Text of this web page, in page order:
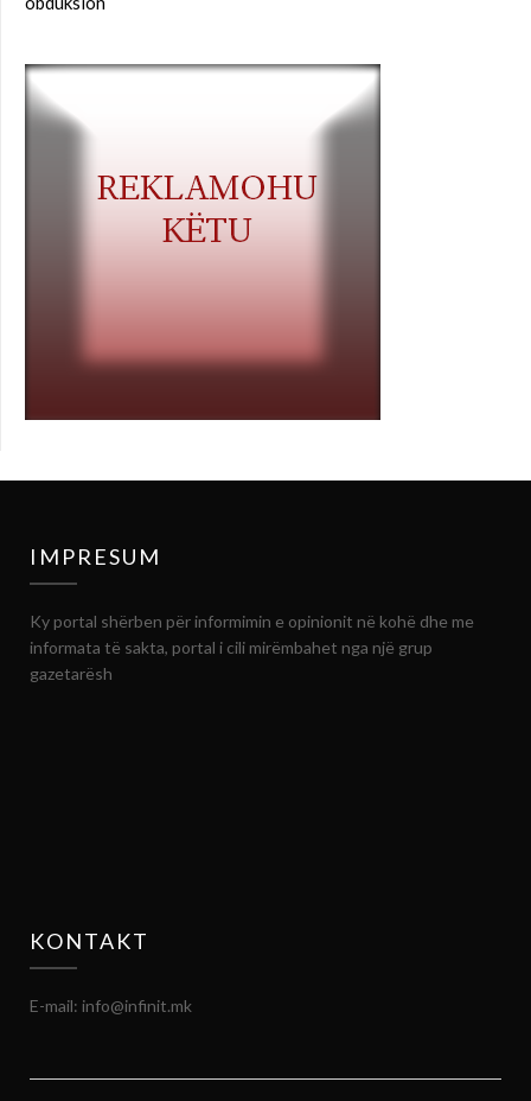
IMPRESUM
Ky portal shërben për informimin e opinionit në kohë dhe me
informata të sakta, portal i cili mirëmbahet nga një grup
gazetarësh
KONTAKT
E-mail: info@infinit.mk